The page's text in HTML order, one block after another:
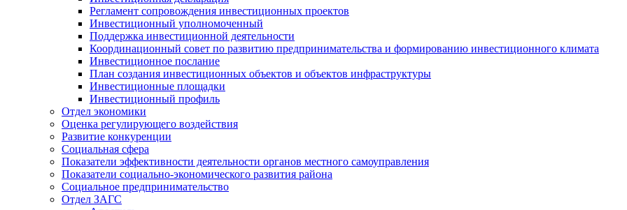
Регламент сопровождения инвестиционных проектов
Инвестиционный уполномоченный
Поддержка инвестиционной деятельности
Координационный совет по развитию предпринимательства и формированию инвестиционного климата
Инвестиционное послание
План создания инвестиционных объектов и объектов инфраструктуры
Инвестиционные площадки
Инвестиционный профиль
Отдел экономики
Оценка регулирующего воздействия
Развитие конкуренции
Социальная сфера
Показатели эффективности деятельности органов местного самоуправления
Показатели социально-экономического развития района
Социальное предпринимательство
Отдел ЗАГС